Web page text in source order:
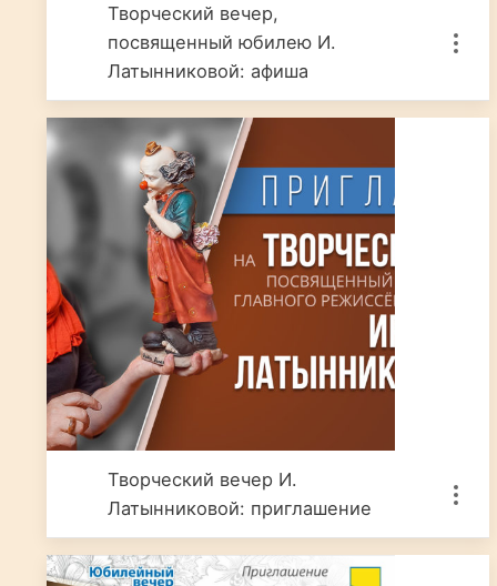
Творческий вечер,
посвященный юбилею И.
Латынниковой: афиша
Творческий вечер И.
Латынниковой: приглашение